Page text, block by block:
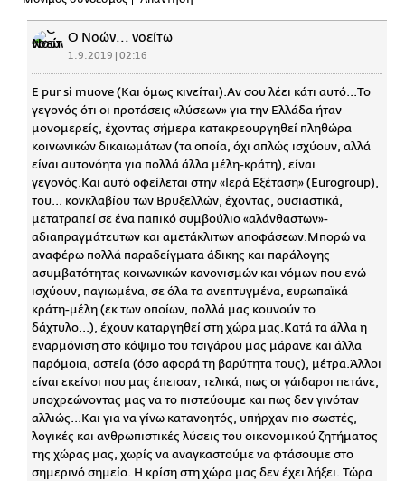
Ο Νοών... νοείτω
1.9.2019 | 02:16
E pur si muove (Και όμως κινείται).Αν σου λέει κάτι αυτό...Το
γεγονός ότι οι προτάσεις «λύσεων» για την Ελλάδα ήταν
μονομερείς, έχοντας σήμερα κατακρεουργηθεί πληθώρα
κοινωνικών δικαιωμάτων (τα οποία, όχι απλώς ισχύουν, αλλά
είναι αυτονόητα για πολλά άλλα μέλη-κράτη), είναι
γεγονός.Και αυτό οφείλεται στην «Ιερά Εξέταση» (Eurogroup),
του... κονκλαβίου των Βρυξελλών, έχοντας, ουσιαστικά,
μετατραπεί σε ένα παπικό συμβούλιο «αλάνθαστων»-
αδιαπραγμάτευτων και αμετάκλιτων αποφάσεων.Μπορώ να
αναφέρω πολλά παραδείγματα άδικης και παράλογης
ασυμβατότητας κοινωνικών κανονισμών και νόμων που ενώ
ισχύουν, παγιωμένα, σε όλα τα ανεπτυγμένα, ευρωπαϊκά
κράτη-μέλη (εκ των οποίων, πολλά μας κουνούν το
δάχτυλο...), έχουν καταργηθεί στη χώρα μας.Κατά τα άλλα η
εναρμόνιση στο κόψιμο του τσιγάρου μας μάρανε και άλλα
παρόμοια, αστεία (όσο αφορά τη βαρύτητα τους), μέτρα.Άλλοι
είναι εκείνοι που μας έπεισαν, τελικά, πως οι γάιδαροι πετάνε,
υποχρεώνοντας μας να το πιστεύουμε και πως δεν γινόταν
αλλιώς...Και για να γίνω κατανοητός, υπήρχαν πιο σωστές,
λογικές και ανθρωπιστικές λύσεις του οικονομικού ζητήματος
της χώρας μας, χωρίς να αναγκαστούμε να φτάσουμε στο
σημερινό σημείο. Η κρίση στη χώρα μας δεν έχει λήξει. Τώρα